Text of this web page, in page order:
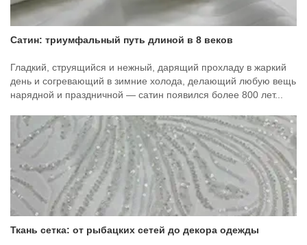
Сатин: триумфальный путь длиной в 8 веков
Гладкий, струящийся и нежный, дарящий прохладу в жаркий
день и согревающий в зимние холода, делающий любую вещь
нарядной и праздничной — сатин появился более 800 лет...
Ткань сетка: от рыбацких сетей до декора одежды